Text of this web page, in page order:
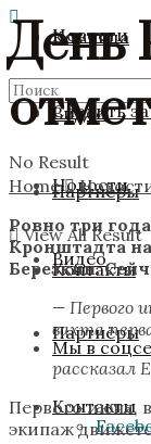
Новости
Видео
Партнёры
Контакты
Мы в
Команда
Следить
Новости
Видео
Партнёры
Контакты
No Result
View All Result
День
Home
Ровно три
Кронштадта
Березкин.
— Первого
вахта
рассказал
Первого июня,
экипаж